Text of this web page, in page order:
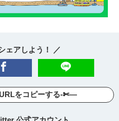
ェアしよう！ ／
をコピーする-✄—